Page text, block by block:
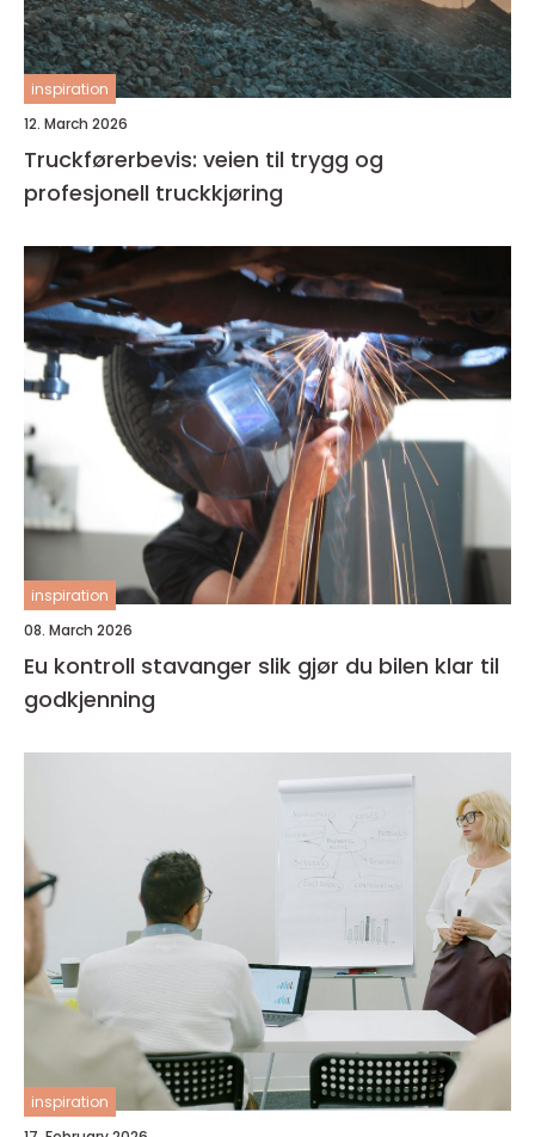
inspiration
12. March 2026
Truckførerbevis: veien til trygg og
profesjonell truckkjøring
inspiration
08. March 2026
Eu kontroll stavanger slik gjør du bilen klar til
godkjenning
inspiration